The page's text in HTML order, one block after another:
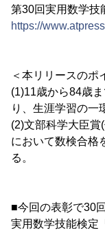
第30回実用数学技
https://
＜本リリースのポ
(1)11歳から84歳
り、生涯学習の一
(2)文部科学大臣
において数検合格
る。
■今回の表彰で30
実用数学技能検定